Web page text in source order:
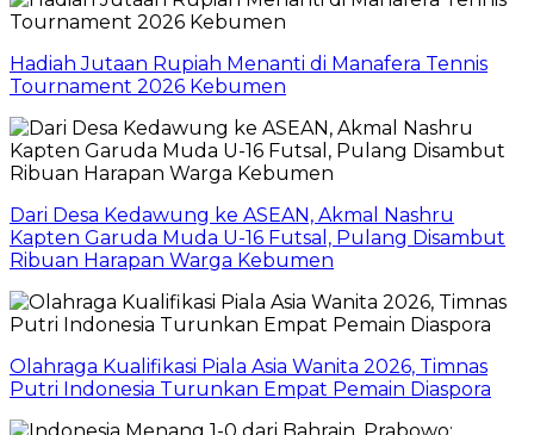
Hadiah Jutaan Rupiah Menanti di Manafera Tennis
Tournament 2026 Kebumen
Dari Desa Kedawung ke ASEAN, Akmal Nashru
Kapten Garuda Muda U-16 Futsal, Pulang Disambut
Ribuan Harapan Warga Kebumen
Olahraga Kualifikasi Piala Asia Wanita 2026, Timnas
Putri Indonesia Turunkan Empat Pemain Diaspora